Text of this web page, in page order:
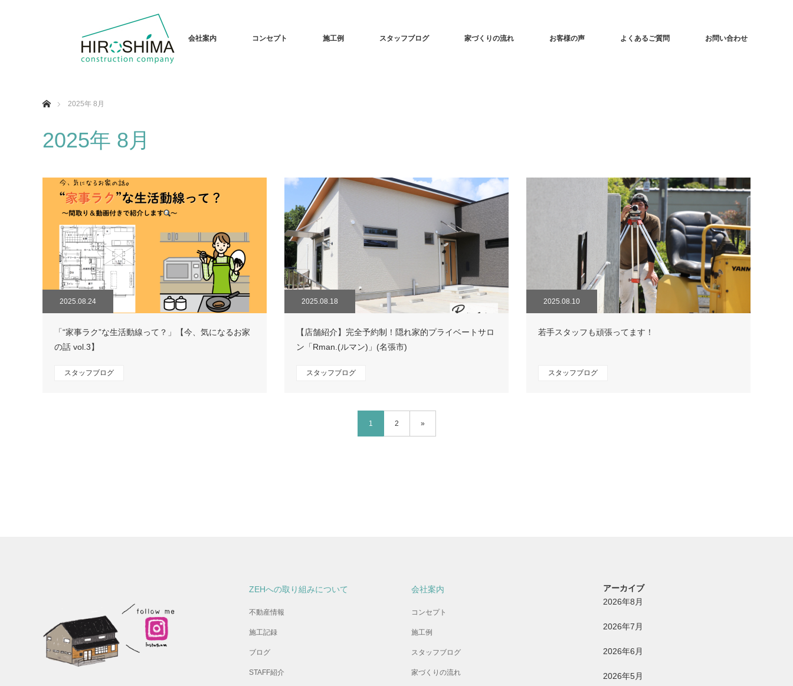
会社案内 コンセプト 施工例 スタッフブログ 家づくりの流れ お客様の声 よくあるご質問 お問い合わせ
2025年 8月
2025年 8月
2025.08.24
「“家事ラク”な生活動線って？」【今、気になるお家
の話 vol.3】
スタッフブログ
2025.08.18
【店舗紹介】完全予約制！隠れ家的プライベートサロ
ン「Rman.(ルマン)」(名張市)
スタッフブログ
2025.08.10
若手スタッフも頑張ってます！
スタッフブログ
1 2 »
ZEHへの取り組みについて
不動産情報
施工記録
ブログ
STAFF紹介
会社案内
コンセプト
施工例
スタッフブログ
家づくりの流れ
アーカイブ
2026年8月
2026年7月
2026年6月
2026年5月